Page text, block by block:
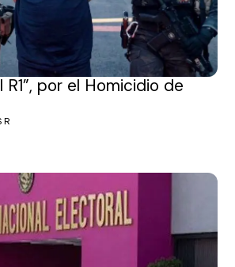
R1”, por el Homicidio de
R